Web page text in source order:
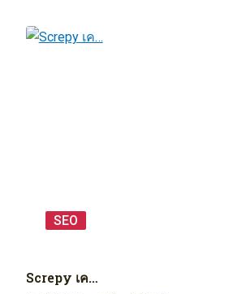
SEO
Screpy เค…